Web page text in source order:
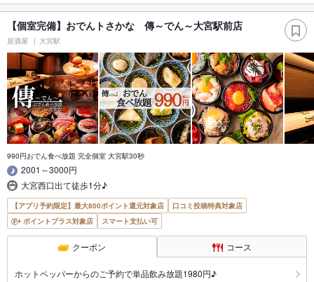
【個室完備】おでんトさかな 傳～でん～大宮駅前店
居酒屋 大宮駅
990円おでん食べ放題 完全個室 大宮駅30秒
2001～3000円
大宮西口出て徒歩1分♪
【アプリ予約限定】最大800ポイント還元対象店
口コミ投稿特典対象店
ポイントプラス対象店
スマート支払い可
クーポン コース
ホットペッパーからのご予約で単品飲み放題1980円♪